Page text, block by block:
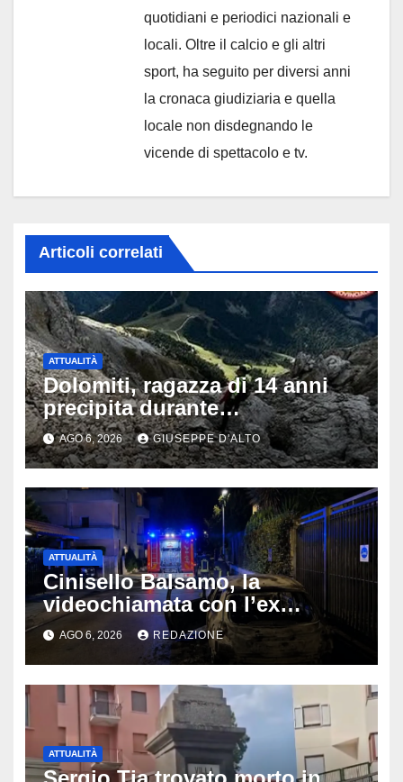
quotidiani e periodici nazionali e
locali. Oltre il calcio e gli altri
sport, ha seguito per diversi anni
la cronaca giudiziaria e quella
locale non disdegnando le
vicende di spettacolo e tv.
Articoli correlati
ATTUALITÀ
Dolomiti, ragazza di 14 anni
precipita durante
un’escursione: tragedia sul
Latemar davanti alla famiglia
AGO 6, 2026 GIUSEPPE D'ALTO
ATTUALITÀ
Cinisello Balsamo, la
videochiamata con l’ex
fidanzata e il dramma: 35enne
lotta tra la vita e la morte
AGO 6, 2026 REDAZIONE
ATTUALITÀ